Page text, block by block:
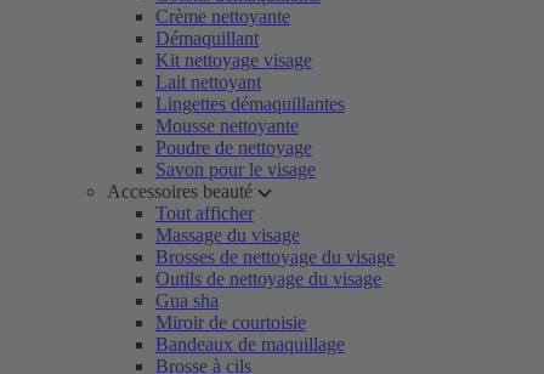
Crème nettoyante
Démaquillant
Kit nettoyage visage
Lait nettoyant
Lingettes démaquillantes
Mousse nettoyante
Poudre de nettoyage
Savon pour le visage
Accessoires beauté
Tout afficher
Massage du visage
Brosses de nettoyage du visage
Outils de nettoyage du visage
Gua sha
Miroir de courtoisie
Bandeaux de maquillage
Brosse à cils